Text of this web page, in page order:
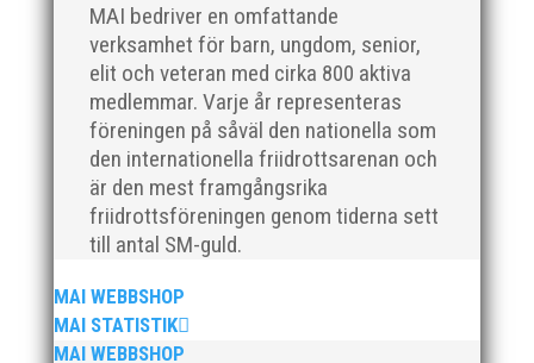
MAI bedriver en omfattande
verksamhet för barn, ungdom, senior,
elit och veteran med cirka 800 aktiva
medlemmar. Varje år representeras
föreningen på såväl den nationella som
den internationella friidrottsarenan och
är den mest framgångsrika
friidrottsföreningen genom tiderna sett
till antal SM-guld.
MAI WEBBSHOP
MAI STATISTIK
MAI WEBBSHOP
Nu är hösten här och för oss MAI:re betyder det olika
saker beroende på var man befinner sig i
från mig som ordförande i vår anrika förening om hur
jag uppfattar läget i våra olika verksamhetsben.